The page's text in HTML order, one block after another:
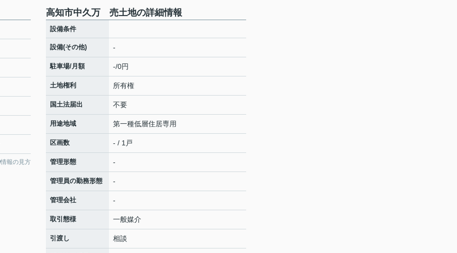
情報の見方
高知市中久万 売土地の詳細情報
設備条件
設備(その他) -
駐車場/月額 -/0円
土地権利 所有権
国土法届出 不要
用途地域 第一種低層住居専用
区画数 - / 1戸
管理形態 -
管理員の勤務形態 -
管理会社 -
取引態様 一般媒介
引渡し 相談